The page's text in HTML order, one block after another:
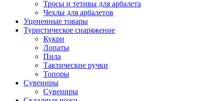
Тросы и тетивы для арбалета
Чехлы для арбалетов
Уцененные товары
Туристическое снаряжение
Кукри
Лопаты
Пила
Тактические ручки
Топоры
Сувениры
Сувениры